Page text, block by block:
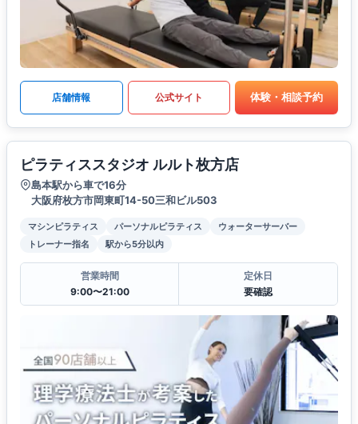
店舗情報 公式サイト 体験・相談予約
ピラティススタジオ ルルト枚方店
島本駅から車で16分
大阪府枚方市岡東町14-50三和ビル503
マシンピラティス パーソナルピラティス
ウォーターサーバー
トレーナー指名
駅から5分以内
営業時間
9:00〜21:00
定休日
要確認